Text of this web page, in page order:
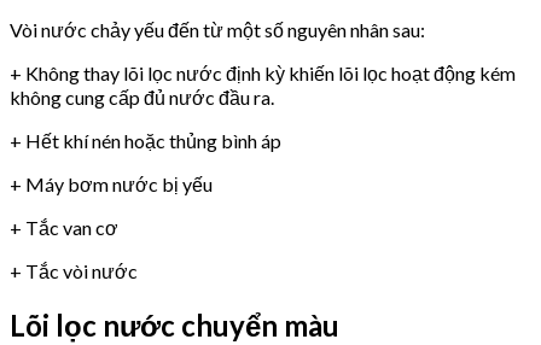
Vòi nước chảy yếu đến từ một số nguyên nhân sau:
+ Không thay lõi lọc nước định kỳ khiến lõi lọc hoạt động kém
không cung cấp đủ nước đầu ra.
+ Hết khí nén hoặc thủng bình áp
+ Máy bơm nước bị yếu
+ Tắc van cơ
+ Tắc vòi nước
Lõi lọc nước chuyển màu